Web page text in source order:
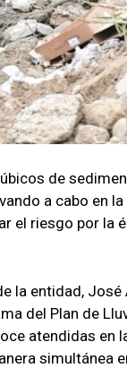
de
a cabo en
el riesgo por la
la entidad, José
del Plan de
atendidas en
simultánea